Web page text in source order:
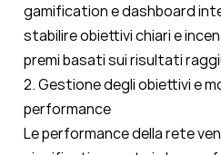
gamification e dashboard
stabilire obiettivi chiari e
premi basati sui risultati
2. Gestione degli obiettivi e
performance
Le performance della rete